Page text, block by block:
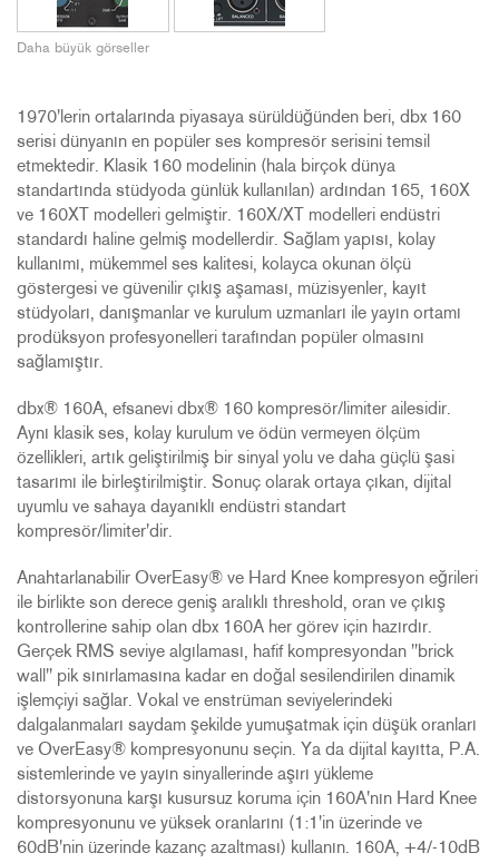
Daha büyük görseller
1970'lerin ortalarında piyasaya sürüldüğünden beri, dbx 160
serisi dünyanın en popüler ses kompresör serisini temsil
etmektedir. Klasik 160 modelinin (hala birçok dünya
standartında stüdyoda günlük kullanılan) ardından 165, 160X
ve 160XT modelleri gelmiştir. 160X/XT modelleri endüstri
standardı haline gelmiş modellerdir. Sağlam yapısı, kolay
kullanımı, mükemmel ses kalitesi, kolayca okunan ölçü
göstergesi ve güvenilir çıkış aşaması, müzisyenler, kayıt
stüdyoları, danışmanlar ve kurulum uzmanları ile yayın ortamı
prodüksyon profesyonelleri tarafından popüler olmasını
sağlamıştır.
dbx® 160A, efsanevi dbx® 160 kompresör/limiter ailesidir.
Aynı klasik ses, kolay kurulum ve ödün vermeyen ölçüm
özellikleri, artık geliştirilmiş bir sinyal yolu ve daha güçlü şasi
tasarımı ile birleştirilmiştir. Sonuç olarak ortaya çıkan, dijital
uyumlu ve sahaya dayanıklı endüstri standart
kompresör/limiter'dir.
Anahtarlanabilir OverEasy® ve Hard Knee kompresyon eğrileri
ile birlikte son derece geniş aralıklı threshold, oran ve çıkış
kontrollerine sahip olan dbx 160A her görev için hazırdır.
Gerçek RMS seviye algılaması, hafif kompresyondan "brick
wall" pik sınırlamasına kadar en doğal sesilendirilen dinamik
işlemçiyi sağlar. Vokal ve enstrüman seviyelerindeki
dalgalanmaları saydam şekilde yumuşatmak için düşük oranları
ve OverEasy® kompresyonunu seçin. Ya da dijital kayıtta, P.A.
sistemlerinde ve yayın sinyallerinde aşırı yükleme
distorsyonuna karşı kusursuz koruma için 160A'nın Hard Knee
kompresyonunu ve yüksek oranlarını (1:1'in üzerinde ve
60dB'nin üzerinde kazanç azaltması) kullanın. 160A, +4/-10dB